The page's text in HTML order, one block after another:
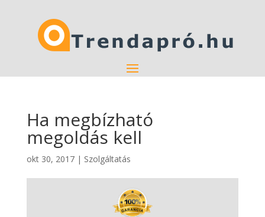
Ha megbízható
megoldás kell
okt 30, 2017| Szolgáltatás